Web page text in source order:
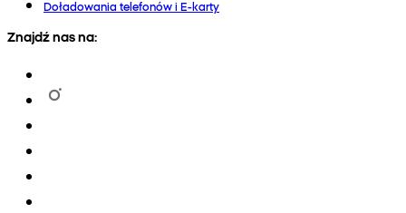
Doładowania telefonów i E-karty
Znajdź nas na: